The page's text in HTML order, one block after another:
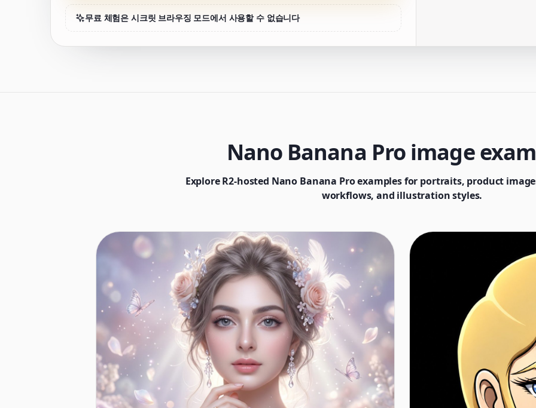
무료 체험은 시크릿 브라우징 모드에서 사용할 수 없습니다
Nano Banana Pro image
Explore R2-hosted Nano Banana Pro examples for portraits, product
workflows, and illustration styles.